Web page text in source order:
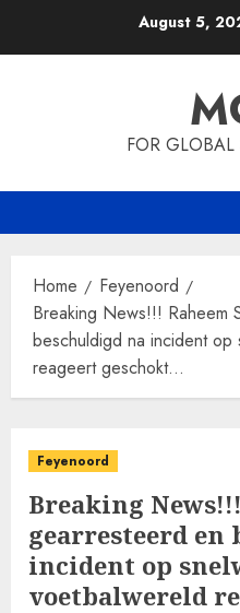
August 5,
FOR
Home
Feyenoord
Breaking News!!! Raheem
beschuldigd na incident
reageert geschokt…
Feyenoord
Breaking
gearresteerd en
incident op
voetbalwereld